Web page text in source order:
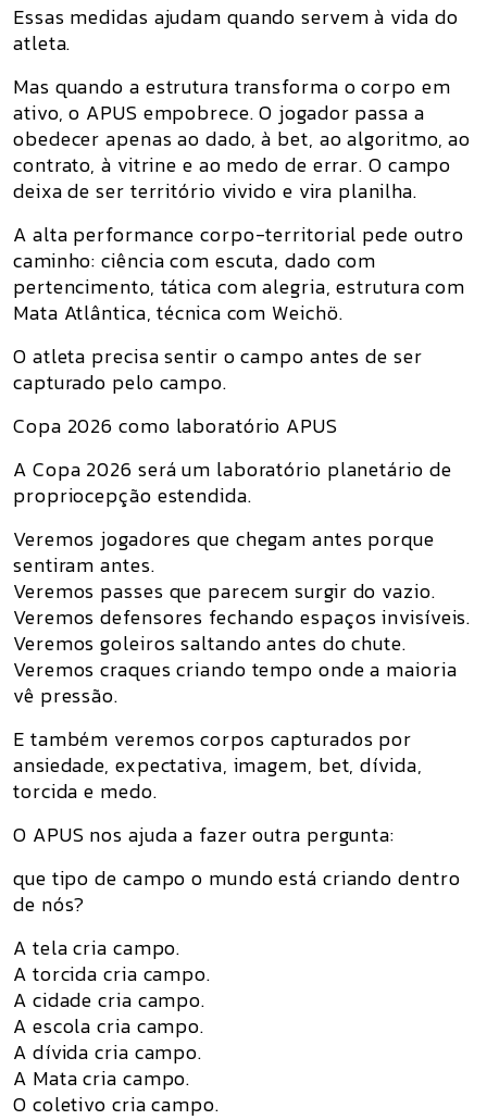
Essas medidas ajudam quando servem à vida do
atleta.
Mas quando a estrutura transforma o corpo em
ativo, o APUS empobrece. O jogador passa a
obedecer apenas ao dado, à bet, ao algoritmo, ao
contrato, à vitrine e ao medo de errar. O campo
deixa de ser território vivido e vira planilha.
A alta performance corpo-territorial pede outro
caminho: ciência com escuta, dado com
pertencimento, tática com alegria, estrutura com
Mata Atlântica, técnica com Weichö.
O atleta precisa sentir o campo antes de ser
capturado pelo campo.
Copa 2026 como laboratório APUS
A Copa 2026 será um laboratório planetário de
propriocepção estendida.
Veremos jogadores que chegam antes porque
sentiram antes.
Veremos passes que parecem surgir do vazio.
Veremos defensores fechando espaços invisíveis.
Veremos goleiros saltando antes do chute.
Veremos craques criando tempo onde a maioria
vê pressão.
E também veremos corpos capturados por
ansiedade, expectativa, imagem, bet, dívida,
torcida e medo.
O APUS nos ajuda a fazer outra pergunta:
que tipo de campo o mundo está criando dentro
de nós?
A tela cria campo.
A torcida cria campo.
A cidade cria campo.
A escola cria campo.
A dívida cria campo.
A Mata cria campo.
O coletivo cria campo.